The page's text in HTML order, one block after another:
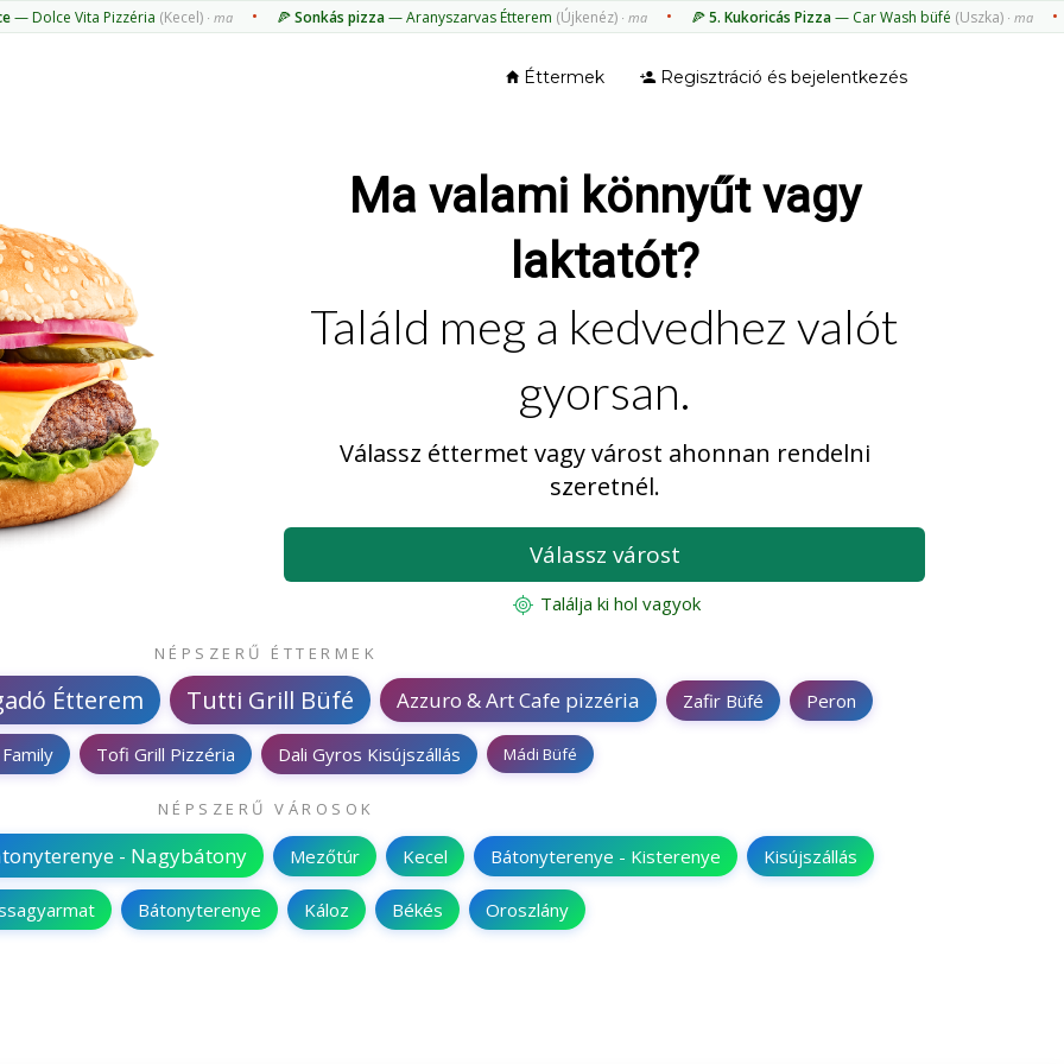
Éttermek Regisztráció és bejelentkezés
— Dolce Vita Pizzéria(Kecel) · ma 🍕Sonkás pizza— Aranyszarvas Étterem(Újkenéz) · ma 🍕5. Kukoricás Pizza— Car Wash büfé(Uszka) · ma
Ma valami könnyűt vagy
laktatót?
Találd meg a kedvedhez valót
gyorsan.
Válassz éttermet vagy várost ahonnan rendelni
szeretnél.
Válassz várost
Találja ki hol vagyok
NÉPSZERŰ ÉTTERMEK
Étterem Tutti Grill Büfé Azzuro & Art Cafe pizzéria Zafir Büfé Peron
Tofi Grill Pizzéria Dali Gyros Kisújszállás Mádi Büfé
NÉPSZERŰ VÁROSOK
- Nagybátony Mezőtúr Kecel Bátonyterenye - Kisterenye Kisújszállás
Bátonyterenye Káloz Békés Oroszlány